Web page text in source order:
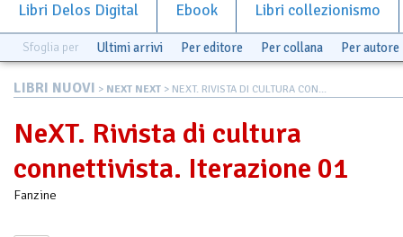
Libri Delos Digital Ebook Libri collezionismo
Sfoglia per Ultimi arrivi Per editore Per collana Per autore
LIBRI NUOVI > NEXT NEXT > NEXT. RIVISTA DI CULTURA CON...
NeXT. Rivista di cultura
connettivista. Iterazione 01
Fanzine